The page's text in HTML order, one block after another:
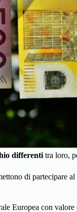
differenti tra loro,
di partecipare
Europea con